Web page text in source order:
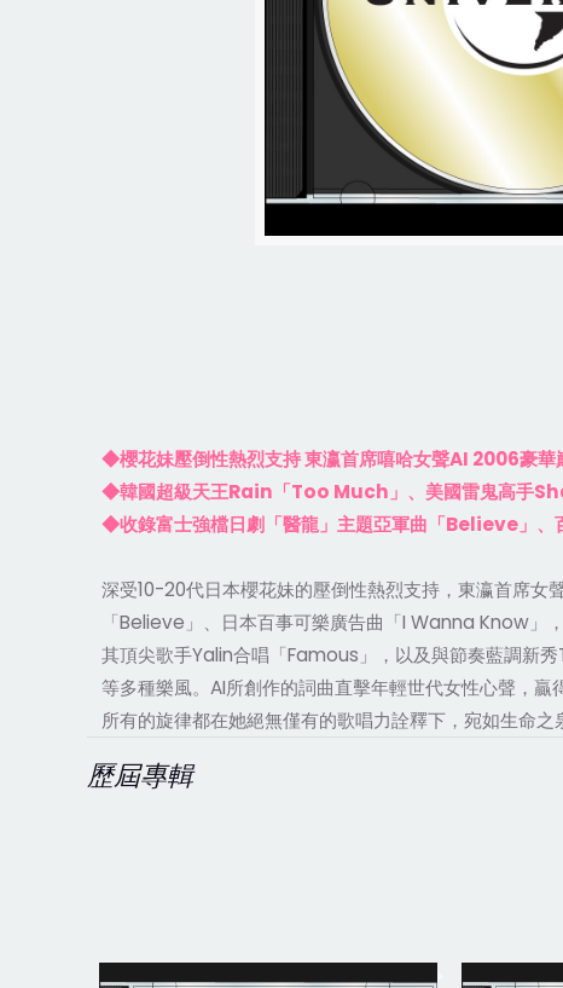
◆櫻花妹壓倒性熱烈支持東瀛首席嘻哈女聲AI 2006豪華
◆韓國超級天王Rain 「Too Much 」、美國雷鬼高手
◆收錄富士強檔日劇「醫龍」主題亞軍曲「Believe 」、
深受10-20代日本櫻花妹的壓倒性熱烈支持，東瀛首席女
「Believe 」、日本百事可樂廣告曲「I Wanna Know 」
其頂尖歌手Yalin合唱「Famous 」，以及與節奏藍調新秀
等多種樂風。 AI所創作的詞曲直擊年輕世代女性心聲，
所有的旋律都在她絕無僅有的歌唱力詮釋下，宛如生命之
歷屆專輯